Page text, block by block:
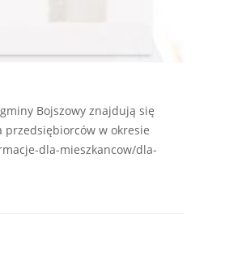
Bojszowy znajdują się
przedsiębiorców w okresie
dla-mieszkancow/dla-